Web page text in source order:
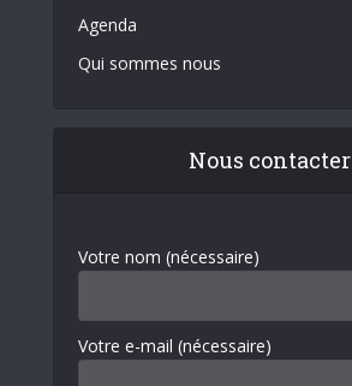
Agenda
Qui sommes nous
Nous contacter
Votre nom (nécessaire)
Votre e-mail (nécessaire)